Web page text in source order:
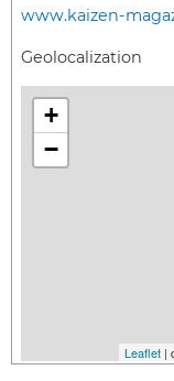
www.kaizen-
Geolocalization
+
−
Leaflet |